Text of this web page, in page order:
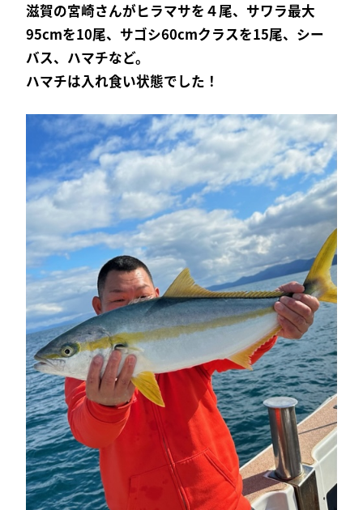
滋賀の宮崎さんがヒラマサを４尾、サワラ最大
95cmを10尾、サゴシ60cmクラスを15尾、シー
バス、ハマチなど。
ハマチは入れ食い状態でした！